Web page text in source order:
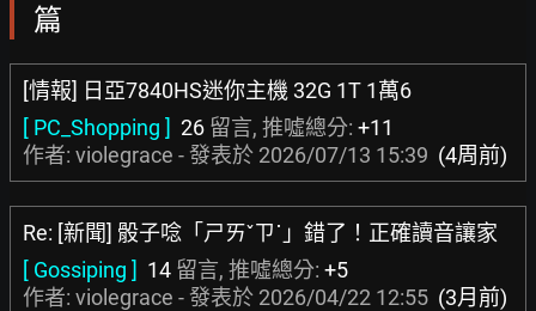
篇
[情報] 日亞7840HS迷你主機 32G 1T 1萬6
[ PC_Shopping ] 26 留言, 推噓總分: +11
作者: violegrace - 發表於 2026/07/13 15:39 (4周前)
Re: [新聞] 骰子唸「ㄕㄞˇㄗ˙」錯了！正確讀音讓家
[ Gossiping ] 14 留言, 推噓總分: +5
作者: violegrace - 發表於 2026/04/22 12:55 (3月前)